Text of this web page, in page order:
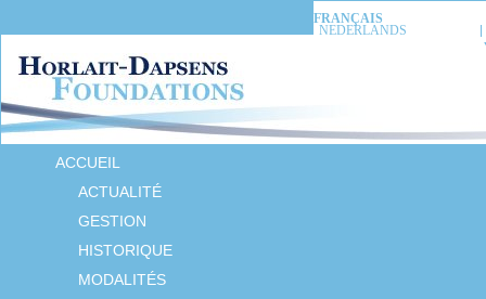
FRANÇAIS
NEDERLANDS
ACCUEIL
ACTUALITÉ
GESTION
HISTORIQUE
MODALITÉS